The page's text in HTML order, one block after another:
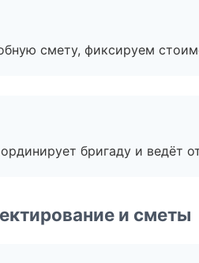
смету, фиксируем
бригаду и ведёт
и сметы